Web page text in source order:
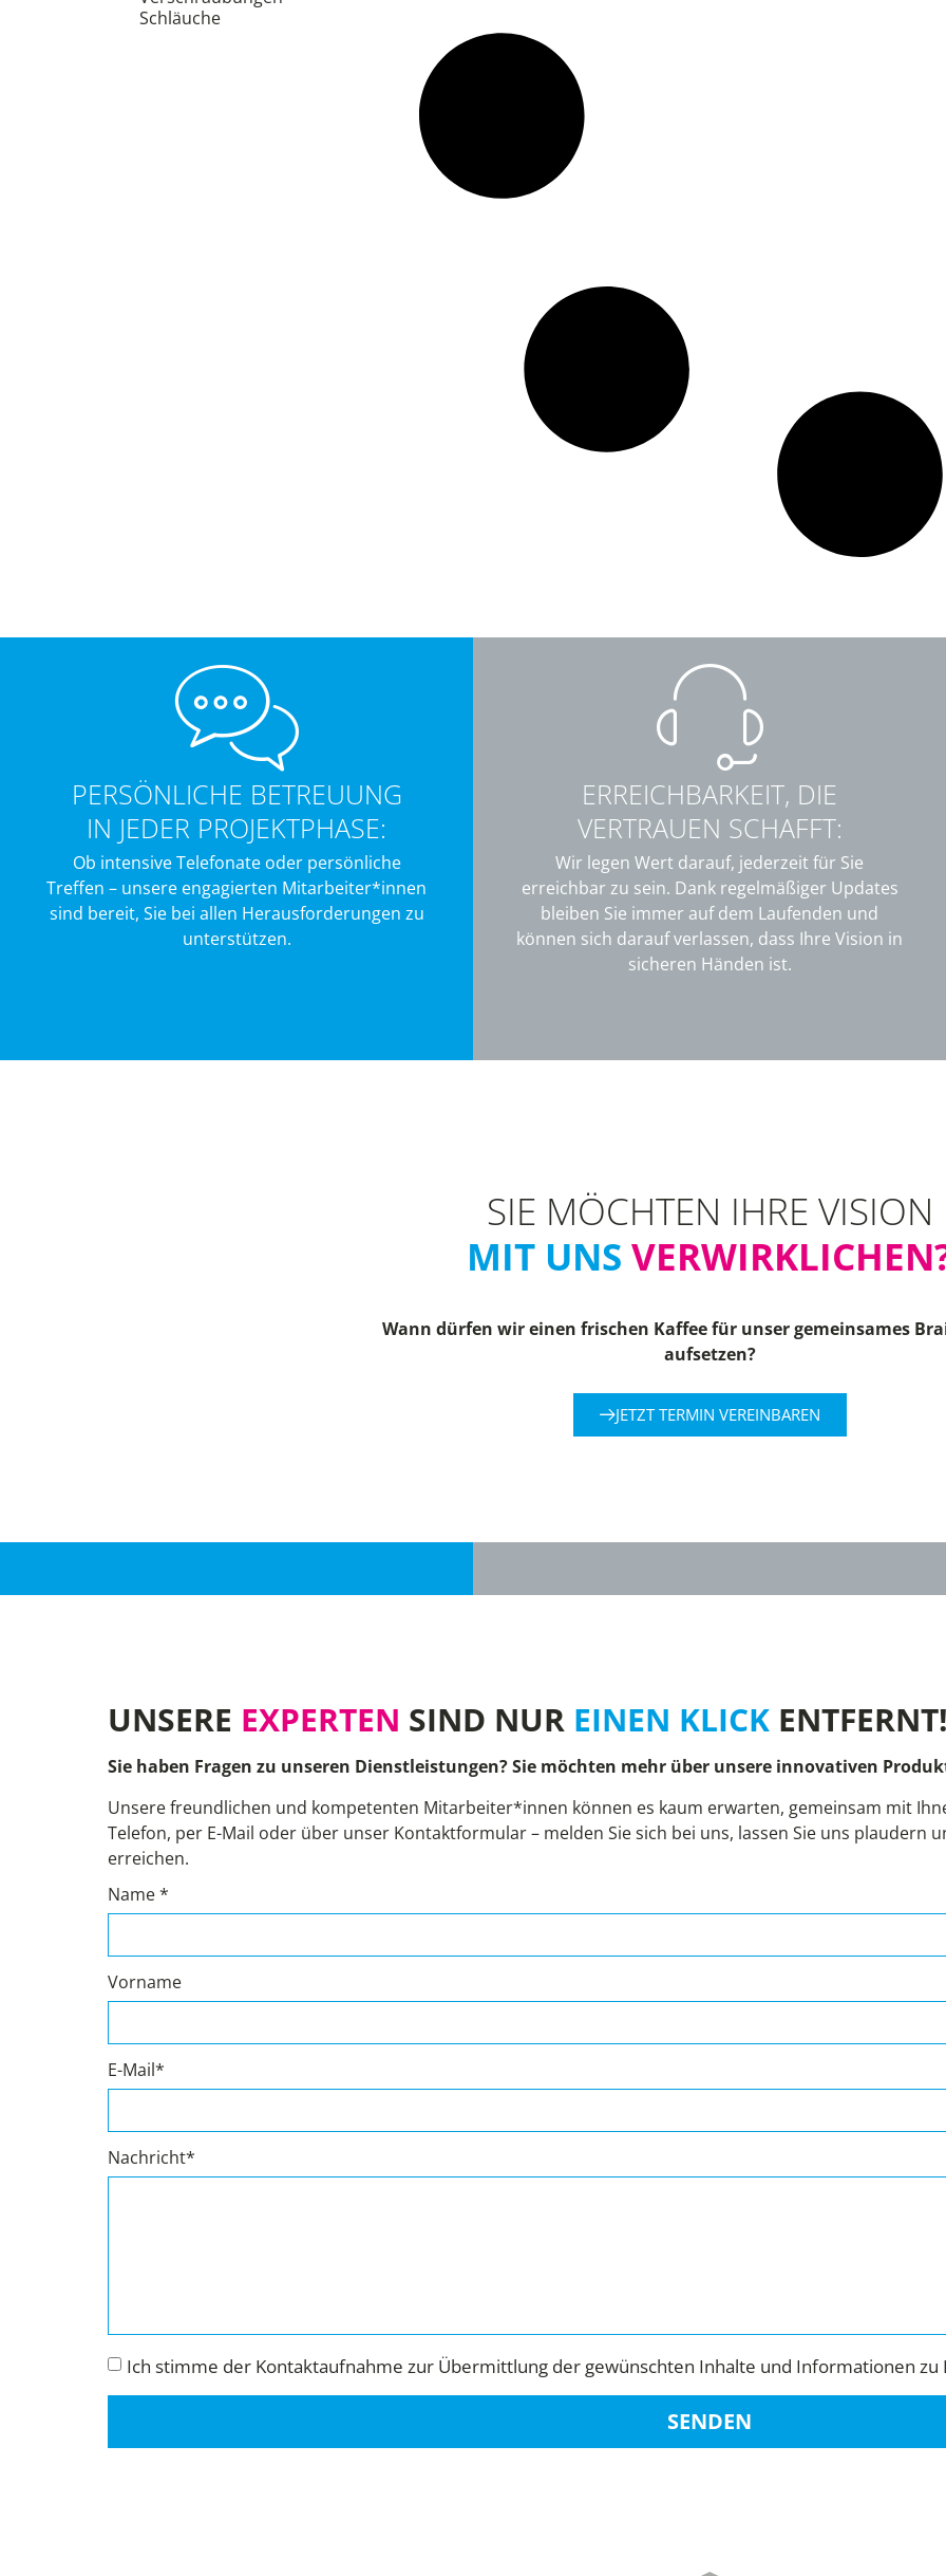
Schläuche
PERSÖNLICHE BETREUUNG
IN JEDER PROJEKTPHASE:
Ob intensive Telefonate oder persönliche
Treffen – unsere engagierten Mitarbeiter*innen
sind bereit, Sie bei allen Herausforderungen zu
unterstützen.
ERREICHBARKEIT, DIE
VERTRAUEN SCHAFFT:
Wir legen Wert darauf, jederzeit für Sie
erreichbar zu sein. Dank regelmäßiger Updates
bleiben Sie immer auf dem Laufenden und
können sich darauf verlassen, dass Ihre Vision in
sicheren Händen ist.
SIE MÖCHTEN IHRE VISION
MIT UNS
Wann dürfen wir einen frischen Kaffee für unser gemeinsames
aufsetzen?
JETZT TERMIN VEREINBAREN
UNSERE EXPERTEN SIND NUR EINEN KLICK ENTFERNT!
Sie haben Fragen zu unseren Dienstleistungen? Sie möchten mehr über unsere innovativen
Unsere freundlichen und kompetenten Mitarbeiter*innen können es kaum erwarten, gemeinsam mit
Telefon, per E-Mail oder über unser Kontaktformular – melden Sie sich bei uns, lassen Sie uns plaudern
erreichen.
Name *
Vorname
E-Mail*
Nachricht*
Ich stimme der Kontaktaufnahme zur Übermittlung der gewünschten Inhalte und Informationen zu
SENDEN